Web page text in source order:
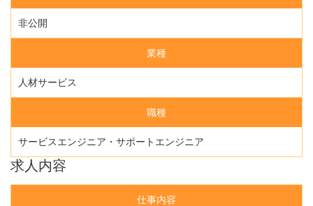
非公開
業種
人材サービス
職種
サービスエンジニア・サポートエンジニア
求人内容
仕事内容